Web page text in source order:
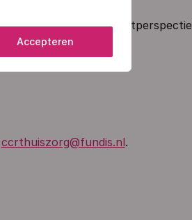
Accepteren
vanuithet
kritisch.
leden is mogelijk.
ccrthuiszorg@fundis.nl.